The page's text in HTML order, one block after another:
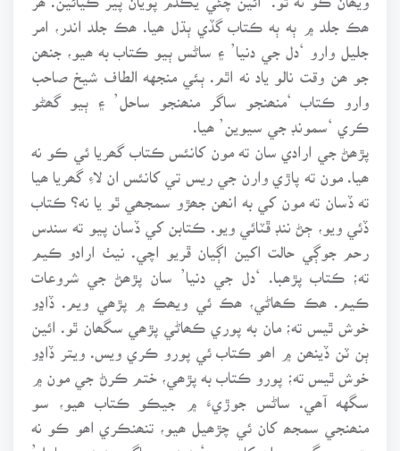
ھڪ جلد ۾ ٻه ٻه ڪتاب گڏي ٻڌل ھيا. ھڪ جلد اندر، امر
جليل وارو ‘دل جي دنيا’ ۽ ساڻس ٻيو ڪتاب به ھيو، جنھن
جو ھن وقت نالو ياد نه اٿم. ٻئي منجهه الطاف شيخ صاحب
وارو ڪتاب ‘منھنجو ساگر منھنجو ساحل’ ۽ ٻيو گھڻو
ڪري ‘سمونڊ جي سيوين’ ھيا.
پڙھڻ جي ارادي سان ته مون کانئس ڪتاب گھريا ئي ڪو نه
ھيا. مون ته پاڙي وارن جي ريس تي کانئس ان لاءِ گھريا ھيا
ته ڏسان ته مون کي به انھن جھڙو سمجھي ٿو يا نه؟ ڪتاب
ڏئي ويو، ڄڻ ننڊ ڦٽائي ويو. ڪتابن کي ڏسان پيو ته سندس
رحم جوڳي حالت اکين اڳيان ڦريو اچي. نيٺ ارادو ڪيم
ته؛ ڪتاب پڙھبا. ‘دل جي دنيا’ سان پڙھڻ جي شروعات
ڪيم. ھڪ ڪھاڻي، ھڪ ئي ويھڪ ۾ پڙھي ويم. ڏاڍو
خوش ٿيس ته؛ مان به پوري ڪھاڻي پڙھي سگھان ٿو. ائين
ٻن ٽن ڏينھن ۾ اھو ڪتاب ئي پورو ڪري ويس. ويتر ڏاڍو
خوش ٿيس ته؛ پورو ڪتاب به پڙھي، ختم ڪرڻ جي مون ۾
سگهه آھي. ساڻس جوڙيءَ ۾ جيڪو ڪتاب ھيو، سو
منھنجي سمجھ کان ئي چڙھيل ھيو، تنھنڪري اھو ڪو نه
پڙھي سگھيس. ان کان پوءِ ‘منھنجو ساگر، منھنجو ساحل’